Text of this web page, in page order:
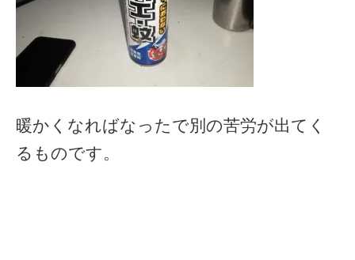
暖かくなればなったで別の苦労が出てく
るものです。